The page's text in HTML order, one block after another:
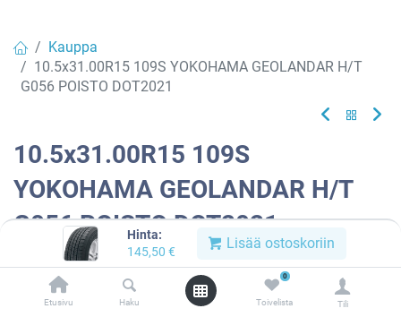
Hinta:
145,50 € Lisää ostoskoriin
Etusivu Haku
0
Toivelista Tili
Kauppa
10.5x31.00R15 109S YOKOHAMA GEOLANDAR H/T
G056 POISTO DOT2021
10.5x31.00R15 109S
YOKOHAMA GEOLANDAR H/T
G056 POISTO DOT2021
Tuotekoodi:927442
Tällä tuotteella ei ole kelvollista yhdistelmää.